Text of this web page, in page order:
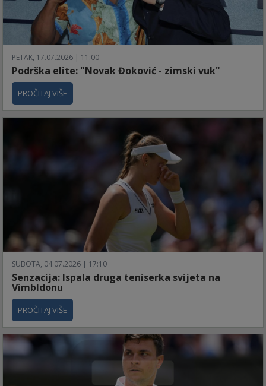
PETAK, 17.07.2026 | 11:00
Podrška elite: "Novak Đoković - zimski vuk"
PROČITAJ VIŠE
SUBOTA, 04.07.2026 | 17:10
Senzacija: Ispala druga teniserka svijeta na
Vimbldonu
PROČITAJ VIŠE